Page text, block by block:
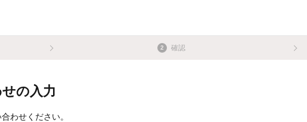
2 確認
の入力
わせください。